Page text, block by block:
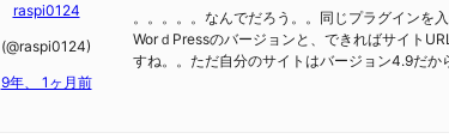
raspi0124
(@raspi0124)
9年、 1ヶ月前
。。。。。なんでだろう。。同じプラグインを
WorｄPressのバージョンと、できればサイト
すね。。ただ自分のサイトはバージョン4.9だか